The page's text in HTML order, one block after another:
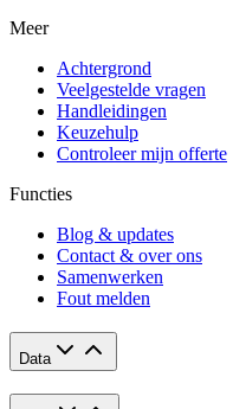
Meer
Achtergrond
Veelgestelde vragen
Handleidingen
Keuzehulp
Controleer mijn offerte
Functies
Blog & updates
Contact & over ons
Samenwerken
Fout melden
Data